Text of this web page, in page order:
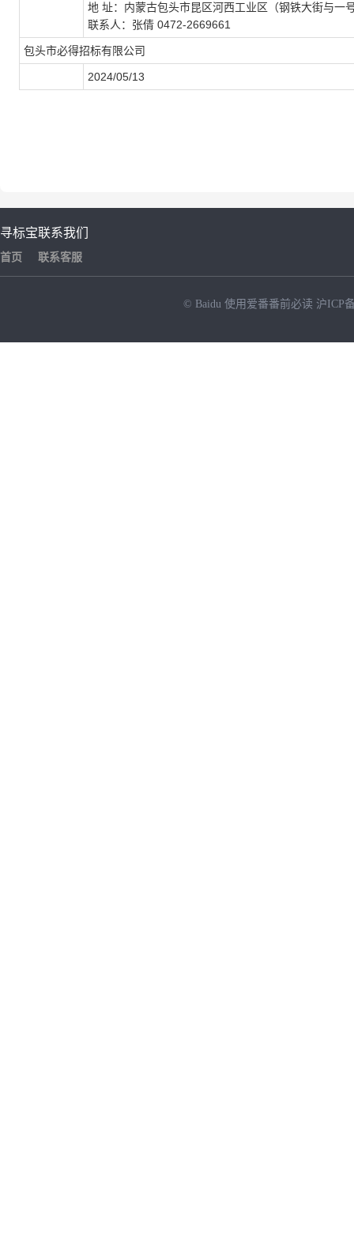
地 址：内蒙古包头市昆区河西工业区（钢铁大街与一
联系人：张倩 0472-2669661
包头市必得招标有限公司
2024/05/13
寻标宝
首页
联系我们
联系客服
© Baidu 使用爱番番前必读 沪ICP